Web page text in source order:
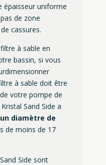
épaisseur uniforme
de zone
cassures.
à sable en
bassin, si vous
à sable doit être
votre pompe de
Sand Side a
diamètre de
de moins de 17
Side sont